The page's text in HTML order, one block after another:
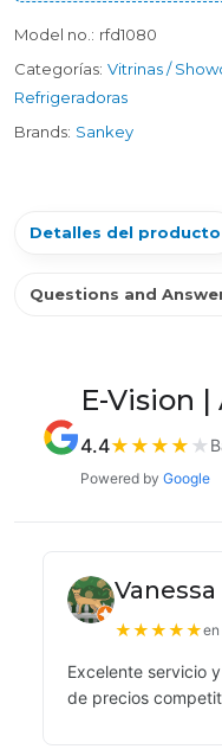
Model no.: rfd1080
Categorías: Vitrinas /
Refrigeradoras
Brands: Sankey
Detalles del producto
Questions and
E-Vision
4.4★ ★ ★ ★ ★
Powered by Google
★★★★★
Excelente servicio
de precios